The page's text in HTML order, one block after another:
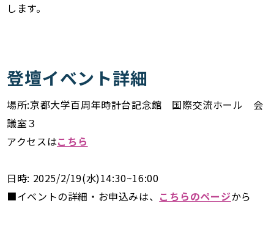
します。
登壇イベント詳細
場所:京都大学百周年時計台記念館 国際交流ホール 会
議室３
アクセスはこちら
日時: 2025/2/19(水)14:30~16:00
■イベントの詳細・お申込みは、 こちらのページから